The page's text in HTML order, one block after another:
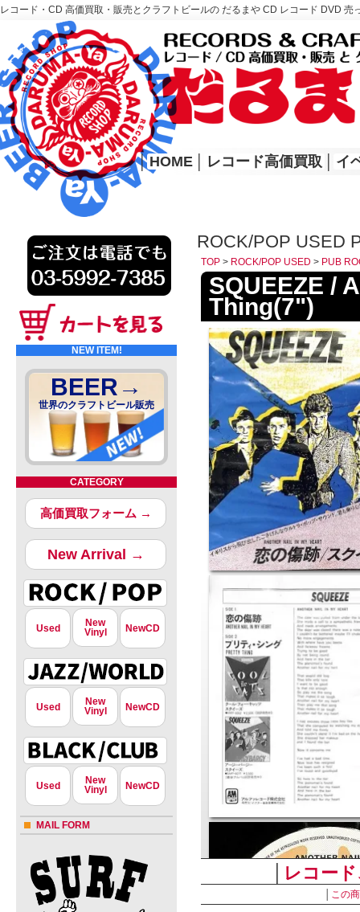
レコード・CD 高価買取・販売とクラフトビールの だるまや CD レコード DVD
レコード高価買取はこちら
HOME
│ HOME レコード高価買取 イ
NEW ITEM!
BEER→
世界のクラフトビール販売
CATEGORY
高価買取フォーム →
New Arrival →
Used
New
Vinyl
NewCD
Used
New
Vinyl
NewCD
Used
New
Vinyl
NewCD
MAIL FORM
ROCK/POP USED
TOP > ROCK/POP USED > PUB
SQUEEZE /
Thing(7")
レコー
この